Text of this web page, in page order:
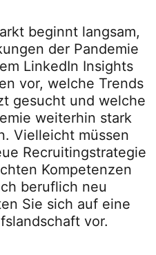
beginnt langsam,
der Pandemie
LinkedIn Insights
vor, welche Trends
gesucht und welche
weiterhin stark
Vielleicht müssen
Recruitingstrategie
Kompetenzen
beruflich neu
Sie sich auf eine
vor.